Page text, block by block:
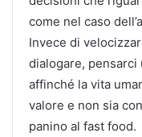
come nel caso
Invece di
dialogare, pensarci
affinché la vita
valore e non sia
panino al fast food.